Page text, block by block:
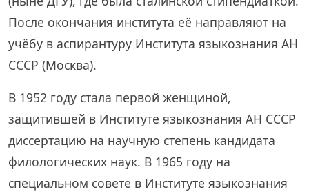
После окончания института её направляют на
учёбу в аспирантуру Института языкознания АН
СССР (Москва).
В 1952 году стала первой женщиной,
защитившей в Институте языкознания АН СССР
диссертацию на научную степень кандидата
филологических наук. В 1965 году на
специальном совете в Институте языкознания